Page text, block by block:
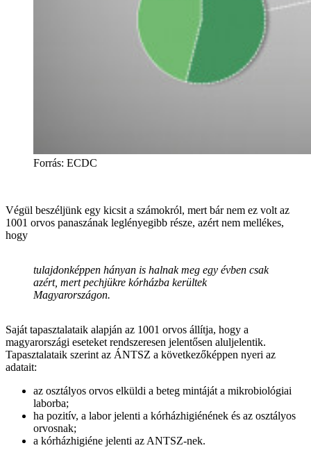
Forrás: ECDC
Végül beszéljünk egy kicsit a számokról, mert bár nem ez volt az
1001 orvos panaszának leglényegibb része, azért nem mellékes,
hogy
tulajdonképpen hányan is halnak meg egy évben csak
azért, mert pechjükre kórházba kerültek
Magyarországon.
Saját tapasztalataik alapján az 1001 orvos állítja, hogy a
magyarországi eseteket rendszeresen jelentősen aluljelentik.
Tapasztalataik szerint az ÁNTSZ a következőképpen nyeri az
adatait:
az osztályos orvos elküldi a beteg mintáját a mikrobiológiai
laborba;
ha pozitív, a labor jelenti a kórházhigiénének és az osztályos
orvosnak;
a kórházhigiéne jelenti az ANTSZ-nek.